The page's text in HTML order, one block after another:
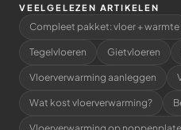
VEELGELEZEN ARTIKELEN
Compleet pakket: vloer + warmte
Tegelvloeren Gietvloeren
Vloerverwarming aanleggen
Wat kost vloerverwarming?